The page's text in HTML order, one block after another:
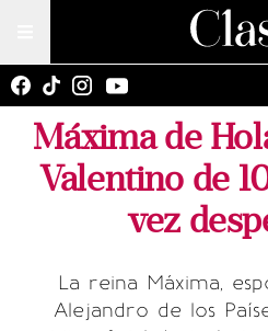
Máxima de
Valentino de
vez
La reina Máxima,
Alejandro de los